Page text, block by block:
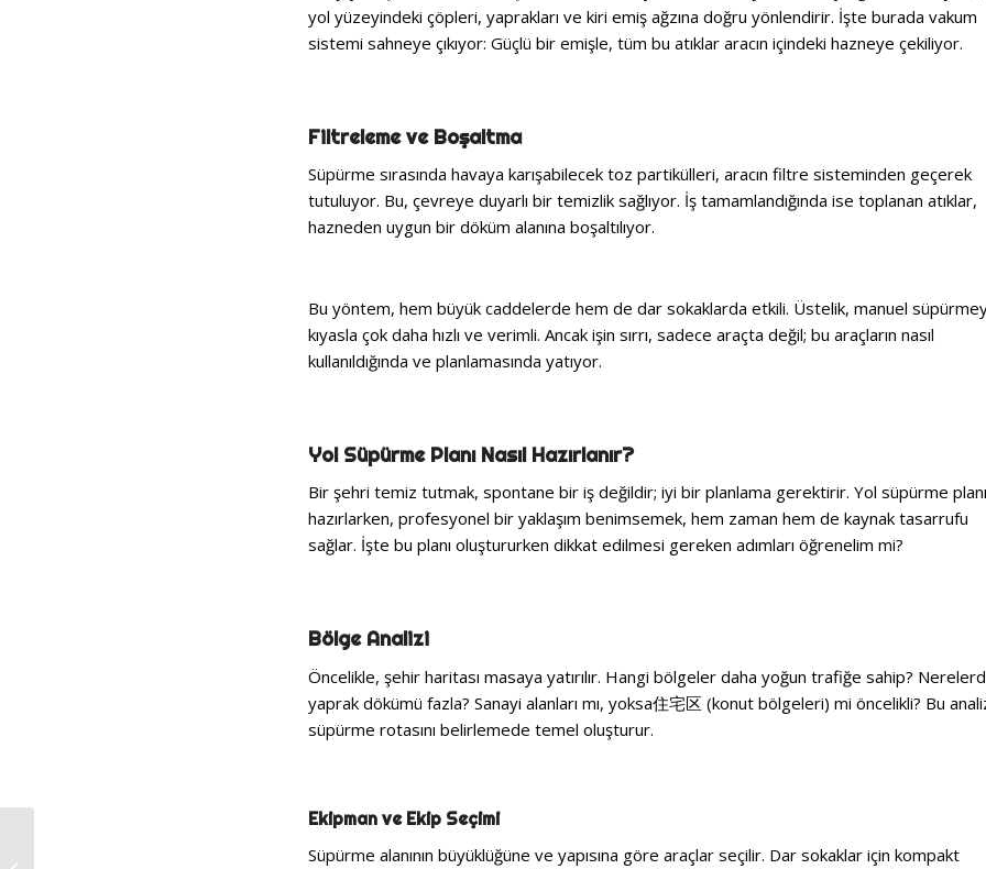
yol yüzeyindeki çöpleri, yaprakları ve kiri emiş ağzına doğru yönlendirir. İşte burada vakum
sistemi sahneye çıkıyor: Güçlü bir emişle, tüm bu atıklar aracın içindeki hazneye çekiliyor.
Filtreleme ve Boşaltma
Süpürme sırasında havaya karışabilecek toz partikülleri, aracın filtre sisteminden geçerek
tutuluyor. Bu, çevreye duyarlı bir temizlik sağlıyor. İş tamamlandığında ise toplanan atıklar,
hazneden uygun bir döküm alanına boşaltılıyor.
Bu yöntem, hem büyük caddelerde hem de dar sokaklarda etkili. Üstelik, manuel
kıyasla çok daha hızlı ve verimli. Ancak işin sırrı, sadece araçta değil; bu araçların nasıl
kullanıldığında ve planlamasında yatıyor.
Yol Süpürme Planı Nasıl Hazırlanır?
Bir şehri temiz tutmak, spontane bir iş değildir; iyi bir planlama gerektirir. Yol süpürme planı
hazırlarken, profesyonel bir yaklaşım benimsemek, hem zaman hem de kaynak tasarrufu
sağlar. İşte bu planı oluştururken dikkat edilmesi gereken adımları öğrenelim mi?
Bölge Analizi
Öncelikle, şehir haritası masaya yatırılır. Hangi bölgeler daha yoğun trafiğe sahip?
yaprak dökümü fazla? Sanayi alanları mı, yoksa住宅区 (konut bölgeleri) mi öncelikli? Bu
süpürme rotasını belirlemede temel oluşturur.
Ekipman ve Ekip Seçimi
Süpürme alanının büyüklüğüne ve yapısına göre araçlar seçilir. Dar sokaklar için kompakt